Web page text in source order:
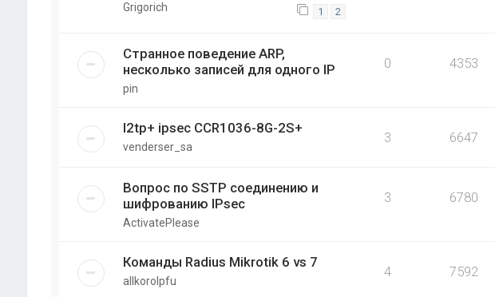
Grigorich 1 2
Странное поведение ARP,
несколько записей для одного IP
pin
0 4353
l2tp+ ipsec CCR1036-8G-2S+
venderser_sa
3 6647
Вопрос по SSTP соединению и
шифрованию IPsec
ActivatePlease
3 6780
Команды Radius Mikrotik 6 vs 7
allkorolpfu
4 7592